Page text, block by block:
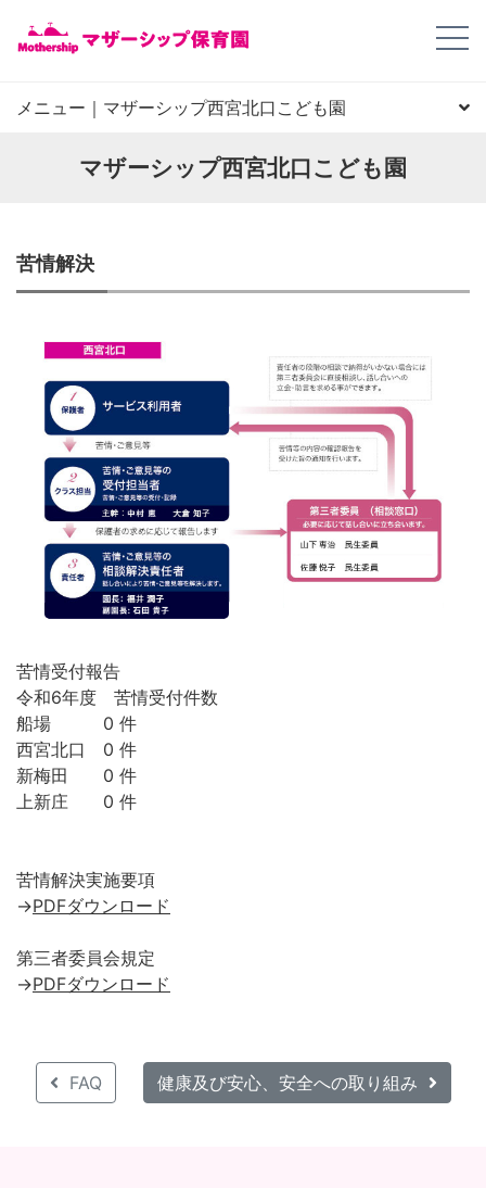
メニュー｜マザーシップ西宮北口こども園
園長からのごあいさつ
地図、住所
デイリープログラム
年間スケジュール
園児申し込み
健康及び安全の取り組み
マザーシップ西宮北口こども園
苦情解決
苦情受付報告
令和6年度 苦情受付件数
船場 0 件
西宮北口 0 件
新梅田 0 件
上新庄 0 件
苦情解決実施要項
→PDFダウンロード
第三者委員会規定
→PDFダウンロード
FAQ 健康及び安心、安全への取り組み